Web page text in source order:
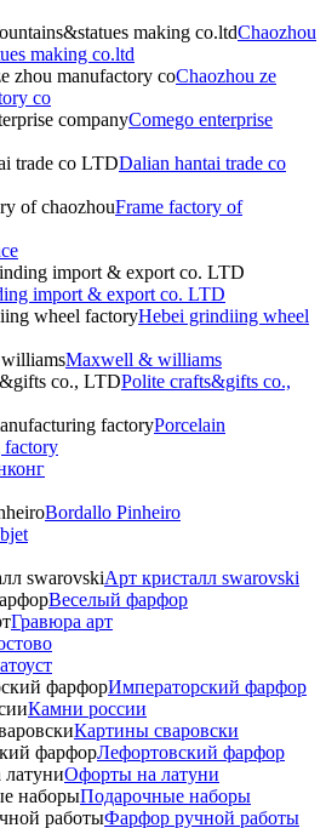
Chaozhou
making co.ltd
Chaozhou ze
co
Comego enterprise
Dalian hantai trade co
Frame factory of
import & export co. LTD
Hebei grindiing wheel
Maxwell & williams
Polite crafts&gifts co.,
Porcelain
factory
Bordallo Pinheiro
Арт кристалл swarovski
Веселый фарфор
Гравюра арт
Императорский фарфор
Камни россии
Картины сваровски
Лефортовский фарфор
Офорты на латуни
Подарочные наборы
Фарфор ручной работы